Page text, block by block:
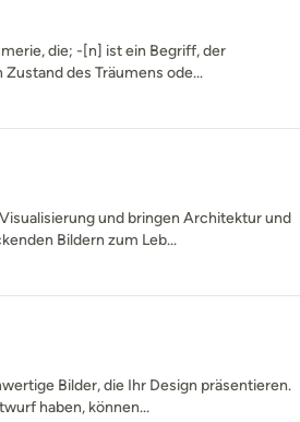
die; -[n] ist ein Begriff, der
des Träumens ode...
und bringen Architektur und
Bildern zum Leb...
Bilder, die Ihr Design präsentieren.
haben, können...